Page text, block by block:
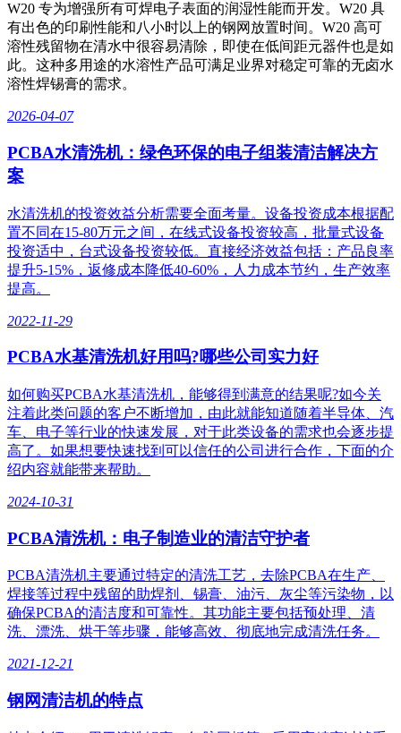
W20 专为增强所有可焊电子表面的润湿性能而开发。W20 具
有出色的印刷性能和八小时以上的钢网放置时间。W20 高可
溶性残留物在清水中很容易清除，即使在低间距元器件也是如
此。这种多用途的水溶性产品可满足业界对稳定可靠的无卤水
溶性焊锡膏的需求。
2026-04-07
PCBA水清洗机：绿色环保的电子组装清洁解决方
案
水清洗机的投资效益分析需要全面考量。设备投资成本根据配
置不同在15-80万元之间，在线式设备投资较高，批量式设备
投资适中，台式设备投资较低。直接经济效益包括：产品良率
提升5-15%，返修成本降低40-60%，人力成本节约，生产效率
提高。
2022-11-29
PCBA水基清洗机好用吗?哪些公司实力好
如何购买PCBA水基清洗机，能够得到满意的结果呢?如今关
注着此类问题的客户不断增加，由此就能知道随着半导体、汽
车、电子等行业的快速发展，对于此类设备的需求也会逐步提
高了。如果想要快速找到可以信任的公司进行合作，下面的介
绍内容就能带来帮助。
2024-10-31
PCBA清洗机：电子制造业的清洁守护者
PCBA清洗机主要通过特定的清洗工艺，去除PCBA在生产、
焊接等过程中残留的助焊剂、锡膏、油污、灰尘等污染物，以
确保PCBA的清洁度和可靠性。其功能主要包括预处理、清
洗、漂洗、烘干等步骤，能够高效、彻底地完成清洗任务。
2021-12-21
钢网清洁机的特点